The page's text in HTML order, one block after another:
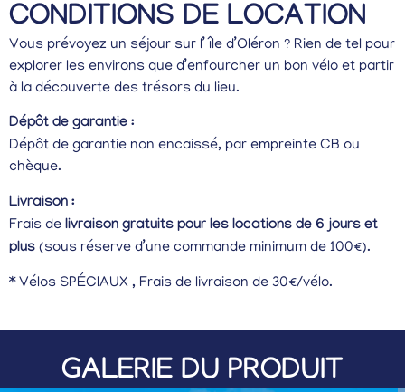
CONDITIONS DE LOCATION
Vous prévoyez un séjour sur l’ île d’Oléron ? Rien de tel pour
explorer les environs que d’enfourcher un bon vélo et partir
à la découverte des trésors du lieu.
Dépôt de garantie :
Dépôt de garantie non encaissé, par empreinte CB ou
chèque.
Livraison :
Frais de livraison gratuits pour les locations de 6 jours et
plus (sous réserve d’une commande minimum de 100€).
* Vélos SPÉCIAUX , Frais de livraison de 30€/vélo.
GALERIE DU PRODUIT